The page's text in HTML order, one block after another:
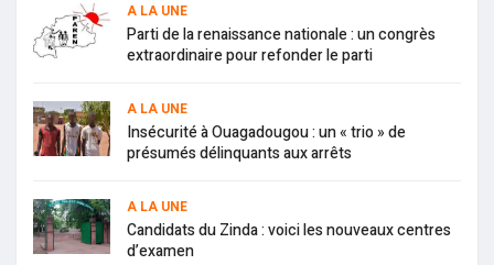
A LA UNE
Parti de la renaissance nationale : un congrès
extraordinaire pour refonder le parti
A LA UNE
Insécurité à Ouagadougou : un « trio » de
présumés délinquants aux arrêts
A LA UNE
Candidats du Zinda : voici les nouveaux centres
d’examen